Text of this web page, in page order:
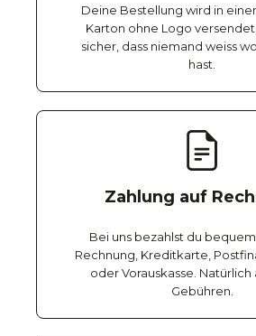
Deine Bestellung wird in
Karton ohne Logo
sicher, dass niemand weiss
hast.
Zahlung auf
Bei uns bezahlst du bequem
Rechnung, Kreditkarte,
oder Vorauskasse. Natürlich
Gebühren.